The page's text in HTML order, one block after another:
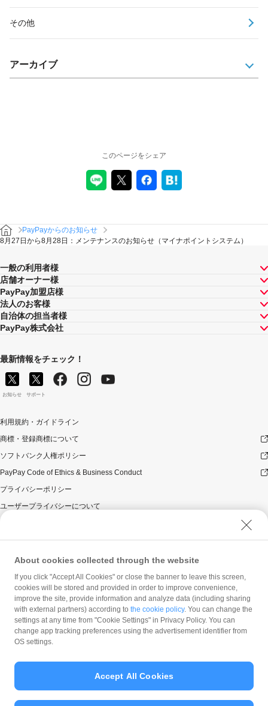
その他
アーカイブ
このページをシェア
PayPayからのお知らせ
8月27日から8月28日：メンテナンスのお知らせ（マイナポイントシステム）
一般の利用者様
店舗オーナー様
PayPay加盟店様
法人のお客様
自治体の担当者様
PayPay株式会社
最新情報をチェック！
お知らせ サポート
利用規約・ガイドライン
商標・登録商標について
ソフトバンク人権ポリシー
PayPay Code of Ethics & Business Conduct
プライバシーポリシー
ユーザープライバシーについて
ウェブサイト利用規約
反社会的勢力に対する方針
勧誘方針
マネロン等基本方針
カスタマーハラスメントに関する当社の考え方
© PayPay Corporation
About cookies collected through the website
If you click "Accept All Cookies" or close the banner to leave this screen,
cookies will be stored and provided in order to improve convenience,
improve the site, provide information and analyze data (including sharing
with external partners) according to the cookie policy. You can change the
settings at any time from "Cookie Settings" in Privacy Policy. You can
change app tracking preferences using the advertisement identifier from
OS settings.
Accept All Cookies